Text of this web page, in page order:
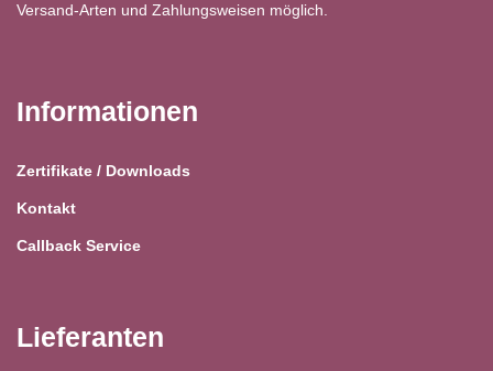
Versand-Arten und Zahlungsweisen möglich.
Informationen
Zertifikate / Downloads
Kontakt
Callback Service
Lieferanten